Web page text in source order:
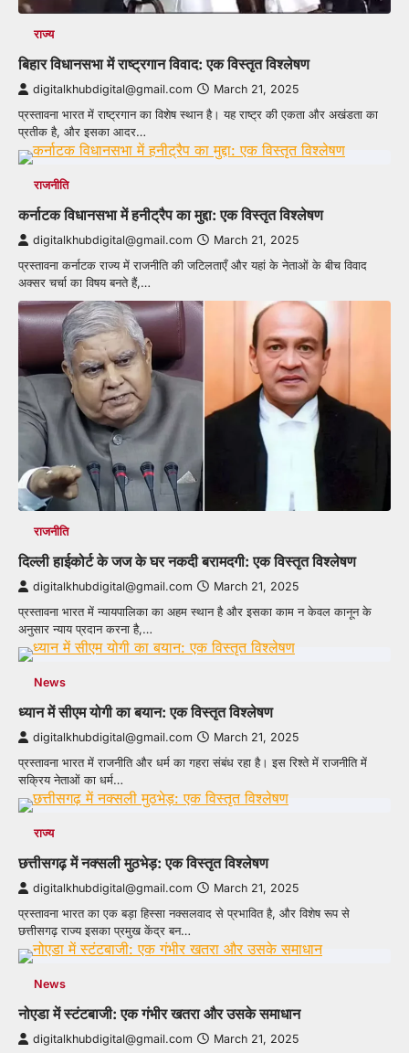
राज्य
बिहार विधानसभा में राष्ट्रगान विवाद: एक विस्तृत विश्लेषण
digitalkhubdigital@gmail.com March 21, 2025
प्रस्तावना भारत में राष्ट्रगान का विशेष स्थान है। यह राष्ट्र की एकता और अखंडता का
प्रतीक है, और इसका आदर…
राजनीति
कर्नाटक विधानसभा में हनीट्रैप का मुद्दा: एक विस्तृत विश्लेषण
digitalkhubdigital@gmail.com March 21, 2025
प्रस्तावना कर्नाटक राज्य में राजनीति की जटिलताएँ और यहां के नेताओं के बीच विवाद
अक्सर चर्चा का विषय बनते हैं,…
राजनीति
दिल्ली हाईकोर्ट के जज के घर नकदी बरामदगी: एक विस्तृत विश्लेषण
digitalkhubdigital@gmail.com March 21, 2025
प्रस्तावना भारत में न्यायपालिका का अहम स्थान है और इसका काम न केवल कानून के
अनुसार न्याय प्रदान करना है,…
News
ध्यान में सीएम योगी का बयान: एक विस्तृत विश्लेषण
digitalkhubdigital@gmail.com March 21, 2025
प्रस्तावना भारत में राजनीति और धर्म का गहरा संबंध रहा है। इस रिश्ते में राजनीति में
सक्रिय नेताओं का धर्म…
राज्य
छत्तीसगढ़ में नक्सली मुठभेड़: एक विस्तृत विश्लेषण
digitalkhubdigital@gmail.com March 21, 2025
प्रस्तावना भारत का एक बड़ा हिस्सा नक्सलवाद से प्रभावित है, और विशेष रूप से
छत्तीसगढ़ राज्य इसका प्रमुख केंद्र बन…
News
नोएडा में स्टंटबाजी: एक गंभीर खतरा और उसके समाधान
digitalkhubdigital@gmail.com March 21, 2025